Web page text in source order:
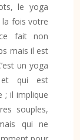
le yoga
fois votre
fait non
mais il est
un yoga
et qui est
; il implique
souples,
qui ne